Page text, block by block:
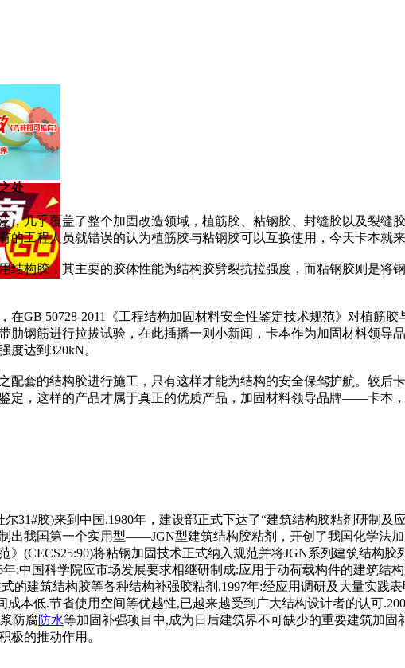
处
，几乎覆盖了整个加固改造领域，植筋胶、粘钢胶、封缝胶以及裂
的工程人员就错误的认为植筋胶与粘钢胶可以互换使用，今天卡本就
结构胶，其主要的胶体性能为结构胶劈裂抗拉强度，而粘钢胶则是
在GB 50728-2011《工程结构加固材料安全性鉴定技术规范》对植筋
肋钢筋进行拉拔试验，在此插播一则小新闻，卡本作为加固材料领
度达到320kN。
配套的结构胶进行施工，只有这样才能为结构的安全保驾护航。较
定，这样的产品才属于真正的优质产品，加固材料领导品牌——卡本，
31#胶)来到中国.1980年，建设部正式下达了“建筑结构胶粘剂研制
出我国第一个实用型——JGN型建筑结构胶粘剂，开创了我国化学法
》(CECS25:90)将粘钢加固技术正式纳入规范并将JGN系列建筑结构
:中国科学院应市场发展要求相继研制成:应用于动荷载构件的建筑结
的建筑结构胶等各种结构补强胶粘剂,1997年:经应用调研及大量实践
本低.节省使用空间等优越性,已越来越受到广大结构设计者的认可
防腐防水等加固补强项目中,成为日后建筑界不可缺少的重要建筑加固
极的推动作用。